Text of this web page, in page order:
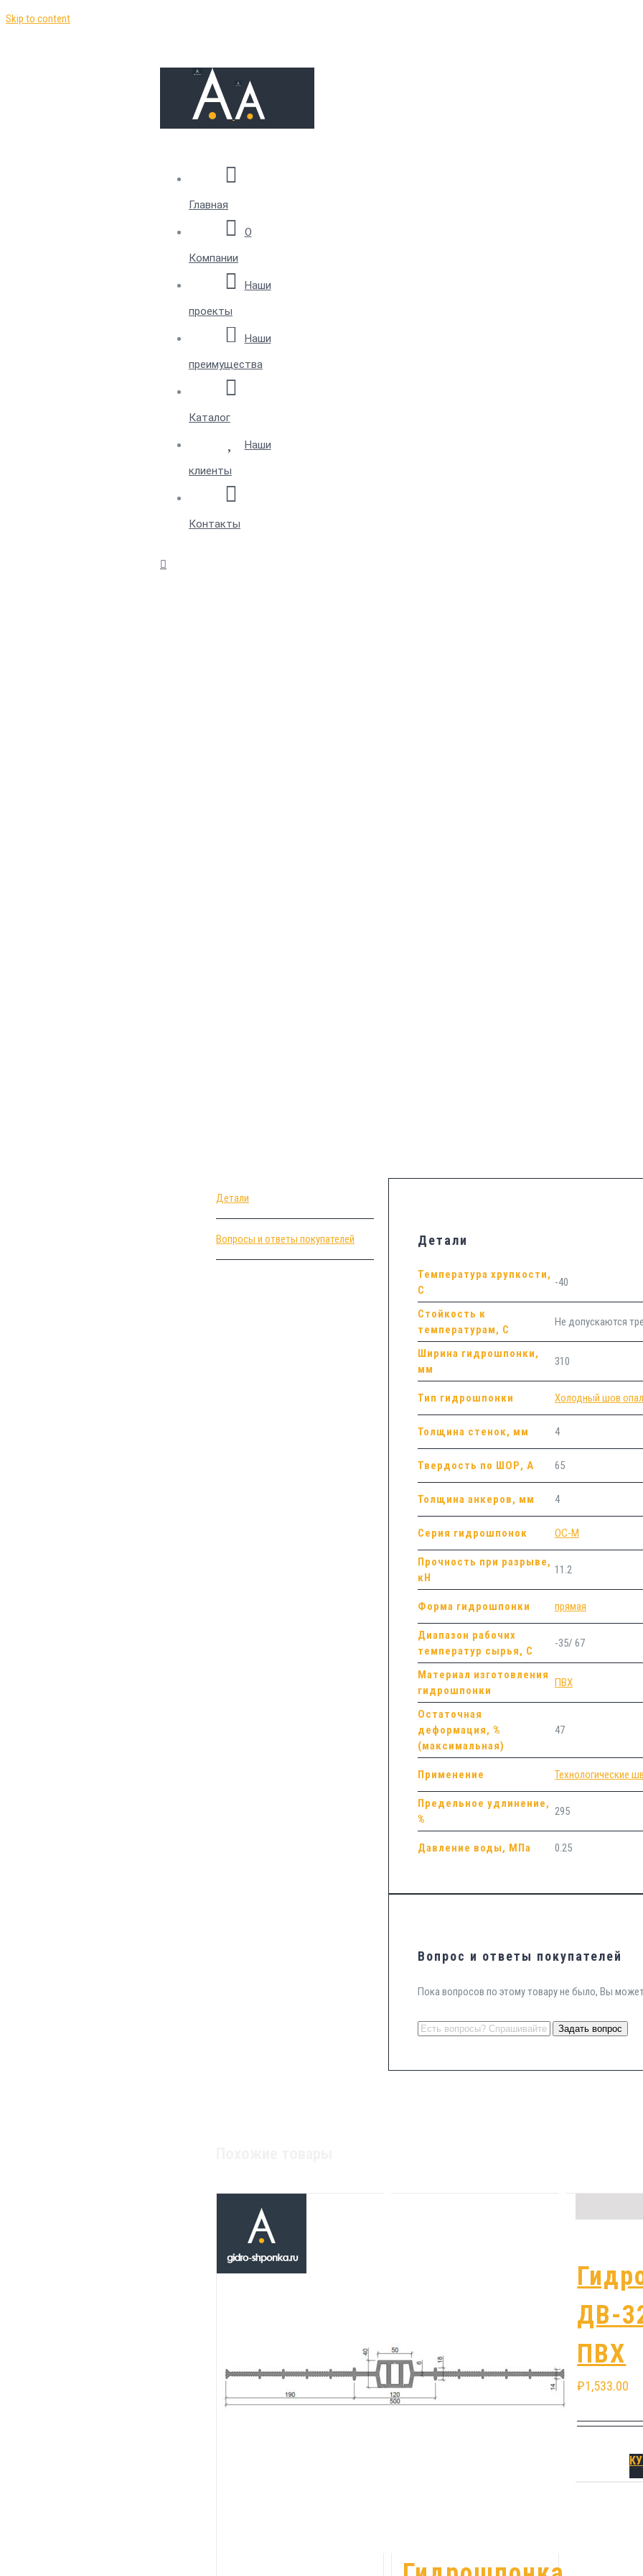
Skip to content
Главная
О
Компании
Наши
проекты
Наши
преимущества
Каталог
Наши
клиенты
Контакты
Детали
Вопросы и ответы покупателей Детали
Температура хрупкости,
С
-40
Стойкость к
температурам, С
Не допускаются
Ширина гидрошпонки,
мм
310
Тип гидрошпонки Холодный шов
Толщина стенок, мм 4
Твердость по ШОР, А 65
Толщина анкеров, мм 4
Серия гидрошпонок ОС-М
Прочность при разрыве,
кН
11.2
Форма гидрошпонки прямая
Диапазон рабочих
температур сырья, С
-35/ 67
Материал изготовления
гидрошпонки
ПВХ
Остаточная
деформация, %
(максимальная)
47
Применение Технологические
Предельное удлинение,
%
295
Давление воды, МПа 0.25
Вопрос и ответы покупателей
Пока вопросов по этому товару не было, Вы
ПВХ
₽1,363.00
ДВ-
ПВХ
₽1,533.00